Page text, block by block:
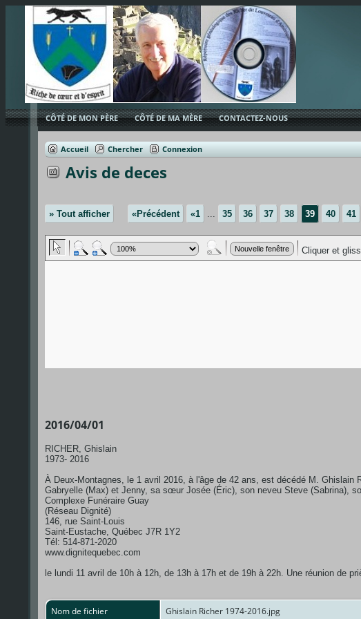
CÔTÉ DE MON PÈRE CÔTÉ DE MA MÈRE CONTACTEZ-NOUS
Accueil Chercher Connexion
Avis de deces
» Tout afficher «Précédent «1 ... 35 36 37 38 39 40 41
2016/04/01
RICHER, Ghislain
1973- 2016
À Deux-Montagnes, le 1 avril 2016, à l'âge de 42 ans, est décédé M.
Gabryelle (Max) et Jenny, sa sœur Josée (Éric), son neveu Steve (Sabrina),
Complexe Funéraire Guay
(Réseau Dignité)
146, rue Saint-Louis
Saint-Eustache, Québec J7R 1Y2
Tél: 514-871-2020
www.dignitequebec.com
le lundi 11 avril de 10h à 12h, de 13h à 17h et de 19h à 22h. Une réunion de
Nom de fichier Ghislain Richer 1974-2016.jpg